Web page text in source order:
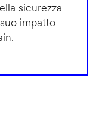
sicurezza
impatto